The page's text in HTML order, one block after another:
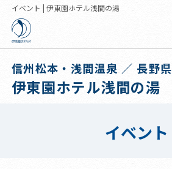
イベント | 伊東園ホテル浅間の湯
信州松本・浅間温泉 ／ 長野県
伊東園ホテル浅間の湯
イベント